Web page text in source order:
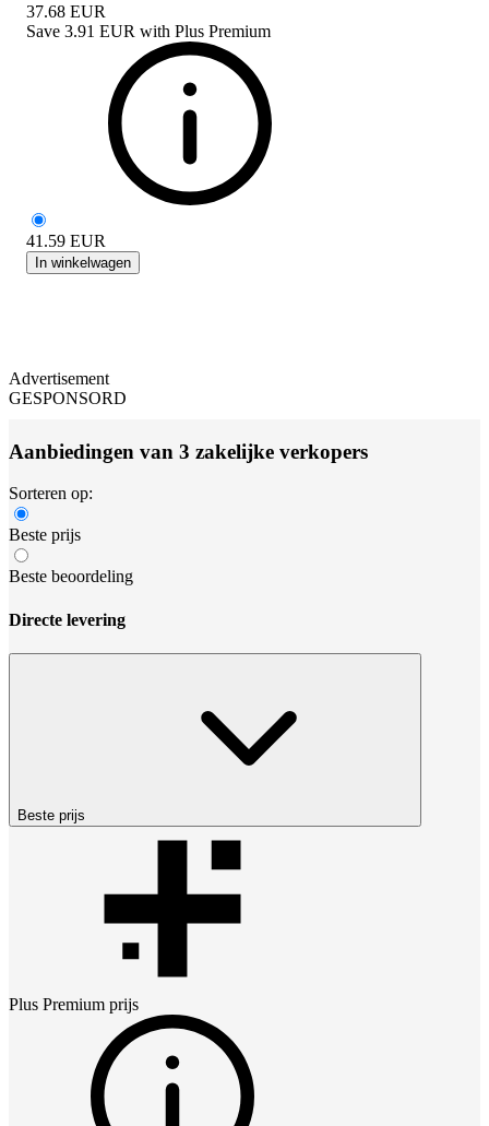
37.68 EUR
Save 3.91 EUR with Plus Premium
41.59 EUR
In winkelwagen
Advertisement
GESPONSORD
Aanbiedingen van 3 zakelijke verkopers
Sorteren op:
Beste prijs
Beste beoordeling
Directe levering
Beste prijs
Plus Premium prijs